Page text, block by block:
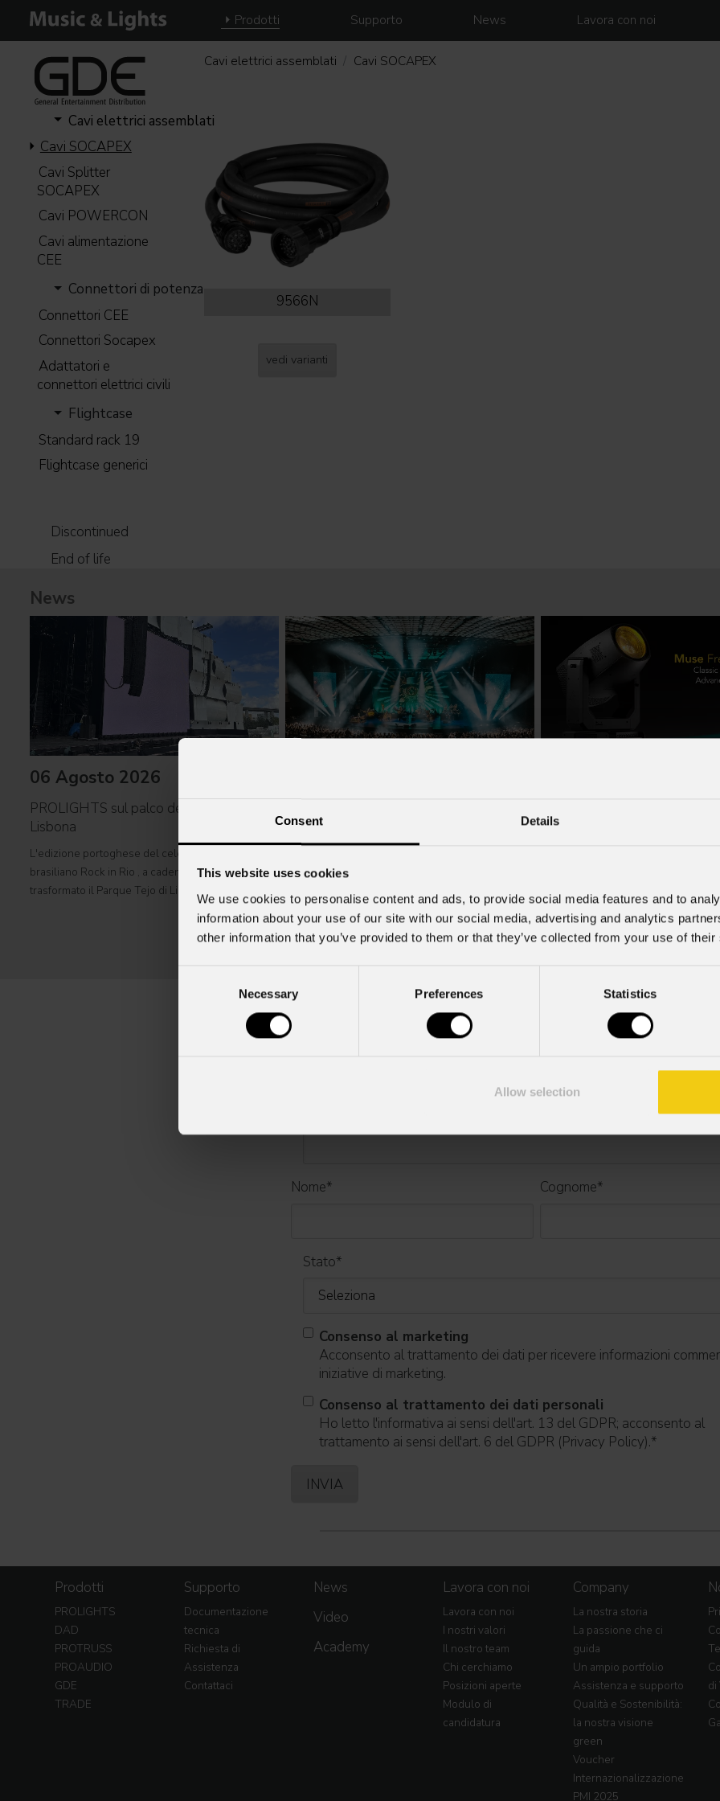
Consent Details
This website uses cookies
We use cookies to personalise content and ads, to provide social media features and to
information about your use of our site with our social media, advertising and analytics
other information that you’ve provided to them or that they’ve collected from your use of
Necessary Preferences Statistics
Allow selection
Prodotti Supporto News Lavora con noi
Cavi elettrici assemblati
Cavi SOCAPEX
Cavi Splitter
SOCAPEX
Cavi POWERCON
Cavi alimentazione
CEE
Connettori di potenza
Connettori CEE
Connettori Socapex
Adattatori e
connettori elettrici civili
Flightcase
Standard rack 19
Flightcase generici
Discontinued
End of life
Cavi elettrici assemblati Cavi SOCAPEX
9566N
vedi varianti
News
06 Agosto 2026
PROLIGHTS sul palco del Rock in Rio a
Lisbona
L'edizione portoghese del celebre festival
brasiliano Rock in Rio , a cadenza biennale, ha
trasformato il Parque Tejo di Lisbona nella
leggendaria Cidade do Rock . In quattro giornate
all'insegna di musica, magia e connessione,
31 Luglio 2026
Il cantautore Zucchero , tra i più grandi interpreti
del rock blues in Italia, ha portato la sua musica in
Albania , esibendosi al Palazzo dei Congressi di
Tirana con il suo tour " Overdose D'Amore Gold -
autentico moving Fresnel
offrire il feeling autentico di una
tradizionale in un formato
automatizzato. Sviluppato per
e set cinematografici,
Iscriviti alla nostra
Nome* Cognome*
Stato*
Consenso al marketing
Acconsento al trattamento dei dati per ricevere informazioni
iniziative di marketing.
Consenso al trattamento dei dati personali
Ho letto l'informativa ai sensi dell'art. 13 del GDPR; acconsento al
trattamento ai sensi dell'art. 6 del GDPR (Privacy Policy).*
Prodotti
PROLIGHTS
DAD
PROTRUSS
PROAUDIO
GDE
TRADE
Supporto
Documentazione
tecnica
Richiesta di
Assistenza
Contattaci
News
Video
Academy
Lavora con noi
Lavora con noi
I nostri valori
Il nostro team
Chi cerchiamo
Posizioni aperte
Modulo di
candidatura
Company
La nostra storia
La passione che ci
guida
Un ampio portfolio
Assistenza e supporto
Qualità e Sostenibilità:
la nostra visione
green
Voucher
Internazionalizzazione
PMI 2025
di